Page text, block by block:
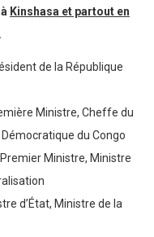
Kinshasa et partout en
.
de la République
Ministre, Cheffe du
du Congo
Ministre, Ministre
d’État, Ministre de la